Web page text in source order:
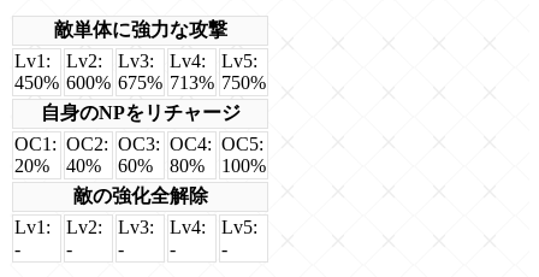
敵単体に強力な攻撃
Lv1:
450%
Lv2:
600%
Lv3:
675%
Lv4:
713%
Lv5:
750%
自身のNPをリチャージ
OC1:
20%
OC2:
40%
OC3:
60%
OC4:
80%
OC5:
100%
敵の強化全解除
Lv1:
-
Lv2:
-
Lv3:
-
Lv4:
-
Lv5:
-